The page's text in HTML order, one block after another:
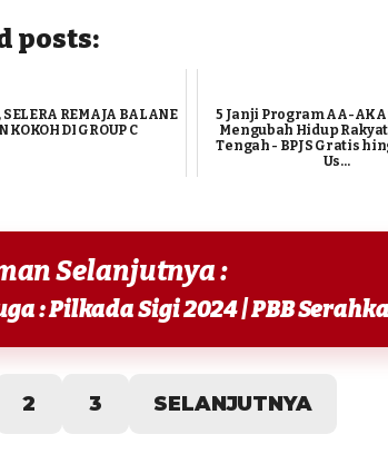
posts:
SELERA REMAJA BALANE
KOKOH DI GROUP C
5 Janji Program AA-AKA
Mengubah Hidup
Tengah - BPJS Gratis
Us...
Selanjutnya :
2 3 SELANJUTNYA